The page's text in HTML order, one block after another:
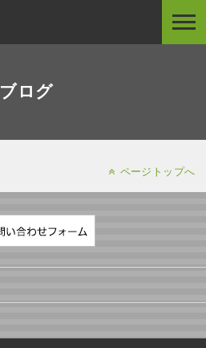
ブログ
ページトップへ